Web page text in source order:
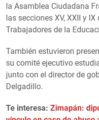
la Asamblea Ciudadana
las secciones XV, XXII y
Trabajadores de la
También estuvieron
su comité ejecutivo
junto con el director de
Delgadillo.
Te interesa: Zimapán: